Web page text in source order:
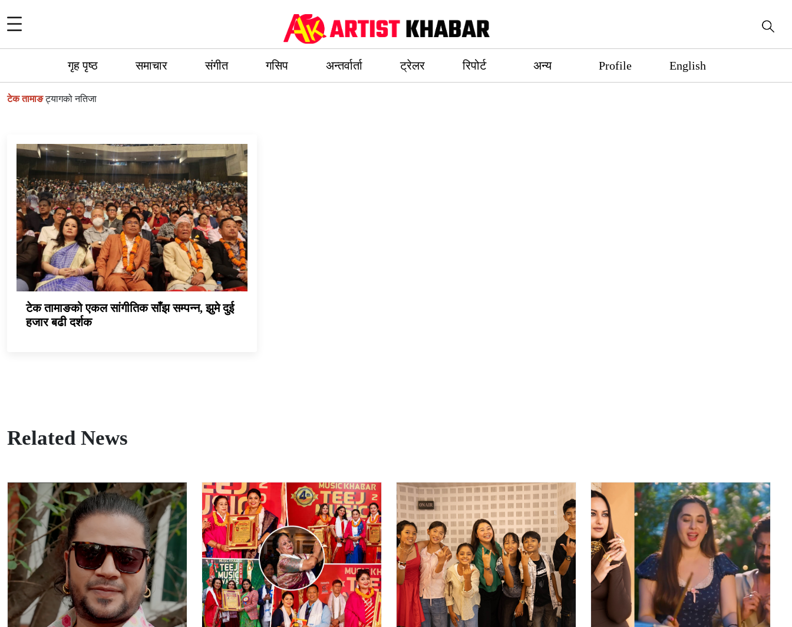
गृह पृष्ठ समाचार संगीत गसिप अन्तर्वार्ता ट्रेलर रिपोर्ट अन्य Profile English
टेक तामाङट्यागको नतिजा
टेक तामाङको एकल सांगीतिक साँझ सम्पन्न, झुमे दुई
हजार बढी दर्शक
Related News